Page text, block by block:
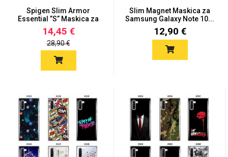
Spigen Slim Armor
Essential ”S” Maskica za
Ga...
14,45 €
28,90 €
Slim Magnet Maskica za
Samsung Galaxy Note 10...
12,90 €